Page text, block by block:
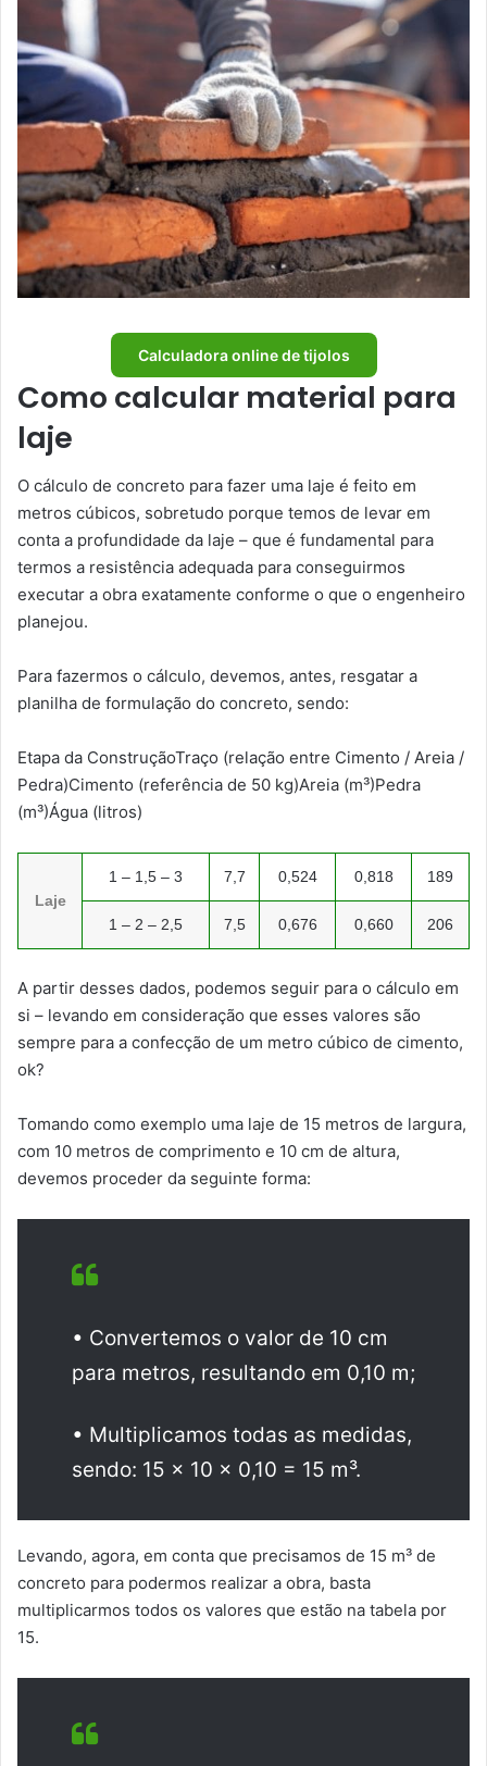
Calculadora online de tijolos
Como calcular material para
laje
O cálculo de concreto para fazer uma laje é feito em
metros cúbicos, sobretudo porque temos de levar em
conta a profundidade da laje – que é fundamental para
termos a resistência adequada para conseguirmos
executar a obra exatamente conforme o que o engenheiro
planejou.
Para fazermos o cálculo, devemos, antes, resgatar a
planilha de formulação do concreto, sendo:
Etapa da ConstruçãoTraço (relação entre Cimento / Areia /
Pedra)Cimento (referência de 50 kg)Areia (m³)Pedra
(m³)Água (litros)
Laje
1 – 1,5 – 3 7,7 0,524 0,818 189
1 – 2 – 2,5 7,5 0,676 0,660 206
A partir desses dados, podemos seguir para o cálculo em
si – levando em consideração que esses valores são
sempre para a confecção de um metro cúbico de cimento,
ok?
Tomando como exemplo uma laje de 15 metros de largura,
com 10 metros de comprimento e 10 cm de altura,
devemos proceder da seguinte forma:
• Convertemos o valor de 10 cm
para metros, resultando em 0,10 m;
• Multiplicamos todas as medidas,
sendo: 15 x 10 x 0,10 = 15 m³.
Levando, agora, em conta que precisamos de 15 m³ de
concreto para podermos realizar a obra, basta
multiplicarmos todos os valores que estão na tabela por
15.